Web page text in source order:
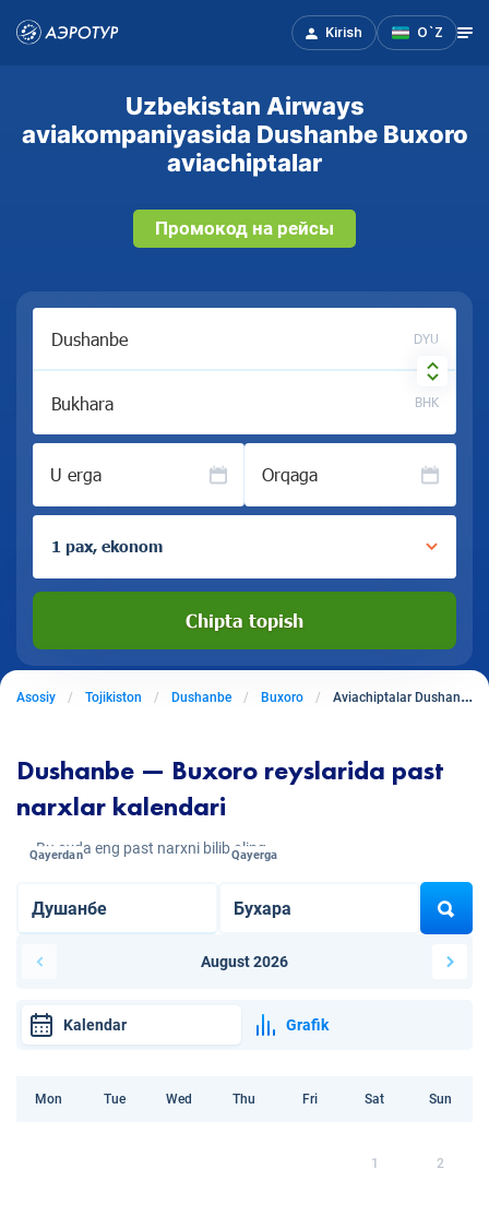
Kirish O`Z
Uzbekistan Airways
aviakompaniyasida Dushanbe Buxoro
aviachiptalar
Промокод на рейсы
DYU
BHK
U erga Orqaga
1 pax, ekonom
Chipta topish
Asosiy Tojikiston Dushanbe Buxoro Aviachiptalar Dushanbedan Buxoroga
Dushanbe — Buxoro reyslarida past
narxlar kalendari
Bu oyda eng past narxni bilib oling
Qayerdan Qayerga
August 2026
Kalendar Grafik
Mon Tue Wed Thu Fri Sat Sun
1 2